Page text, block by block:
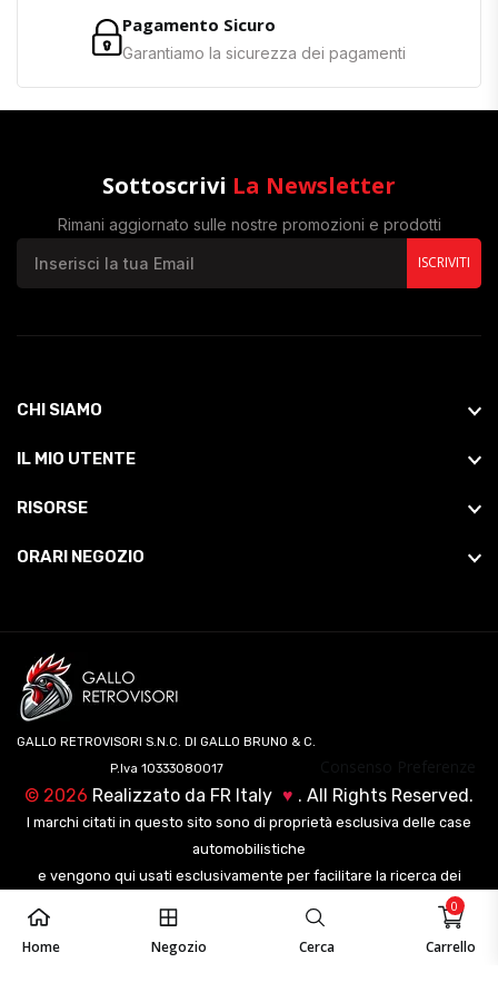
Home Negozio Cerca Carrello
0
Pagamento Sicuro
Garantiamo la sicurezza dei pagamenti
Sottoscrivi La Newsletter
Rimani aggiornato sulle nostre promozioni e prodotti
ISCRIVITI
CHI SIAMO
IL MIO UTENTE
RISORSE
ORARI NEGOZIO
GALLO RETROVISORI S.N.C. DI GALLO BRUNO & C.
P.Iva 10333080017
© 2026 Realizzato da FR Italy ♥ . All Rights Reserved.
I marchi citati in questo sito sono di proprietà esclusiva delle case
automobilistiche
e vengono qui usati esclusivamente per facilitare la ricerca dei